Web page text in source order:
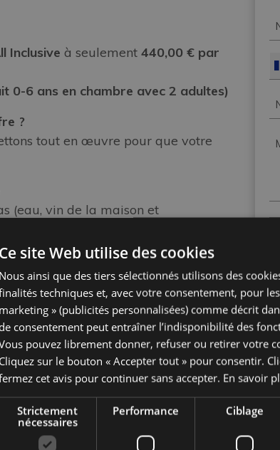
Inclusive à seulement 440,00 € par
0-6 ans en chambre avec 2 adultes)
?
tout en œuvre pour que votre
(eau, vin de la maison et
Viande, Poissons, Végétarien, Menu
: 1 parasol et 2 transats par chambre
7/9
: 2 adultes + 2 enfants (jusqu’à
et
Ce site Web utilise des cookies
Nous ainsi que des tiers sélectionnés utilisons des
techniques et, avec votre consentement, pour
marketing » (publicités personnalisées) comme décrit
de consentement peut entraîner l’indisponibilité des
pouvez librement donner, refuser ou retirer votre
Cliquez sur le bouton « Accepter tout » pour consentir.
cet avis pour continuer sans accepter. En savoir
Strictement
nécessaires
Performance Ciblage